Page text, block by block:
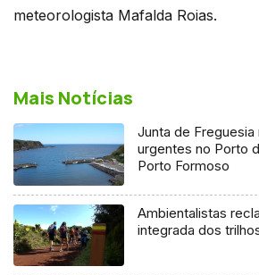
meteorologista Mafalda Roias.
Mais Notícias
Junta de
urgentes no Porto
Porto Formoso
Ambientalistas
integrada dos